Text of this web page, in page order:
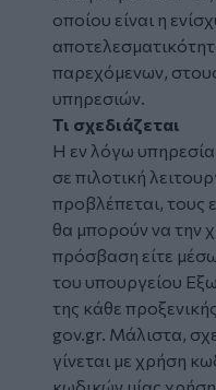
οποίου είναι η
παρεχόμενων,
υπηρεσιών.
Τι σχεδιάζεται
Η εν λόγω
σε πιλοτική
προβλέπεται, τους
θα μπορούν να την
πρόσβαση είτε
του υπουργείου
της κάθε
gov.gr. Μάλιστα,
γίνεται με χρήση